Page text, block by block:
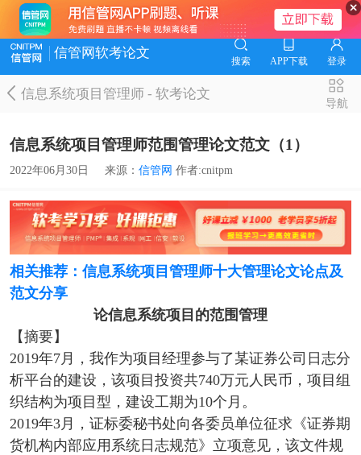
信管网软考论文
搜索 APP下载 登录
信息系统项目管理师-软考论文
导航
信息系统项目管理师范围管理论文范文（1）
2022年06月30日 来源： 信管网 作者:cnitpm
相关推荐：信息系统项目管理师十大管理论文论点及
范文分享
论信息系统项目的范围管理
【摘要】
2019年7月，我作为项目经理参与了某证券公司日志分
析平台的建设，该项目投资共740万元人民币，项目组
织结构为项目型，建设工期为10个月。
2019年3月，证标委秘书处向各委员单位征求《证券期
货机构内部应用系统日志规范》立项意见，该文件规